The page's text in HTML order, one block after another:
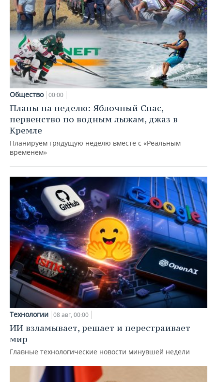
Общество 00:00
Планы на неделю: Яблочный Спас,
первенство по водным лыжам, джаз в
Кремле
Планируем грядущую неделю вместе с «Реальным
временем»
Технологии 08 авг, 00:00
ИИ взламывает, решает и перестраивает
мир
Главные технологические новости минувшей недели